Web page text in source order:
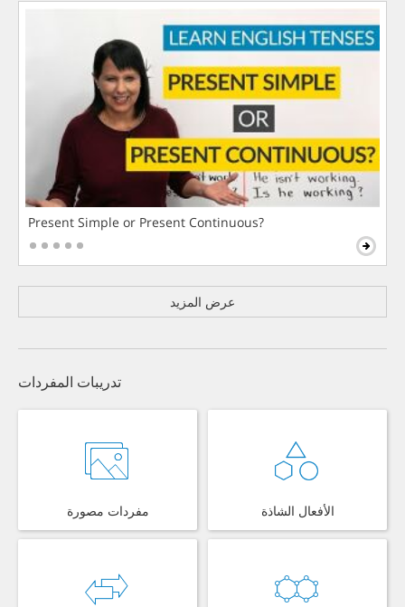
Present Simple or Present Continuous?
عرض المزيد
تدريبات المفردات
مفردات مصورة الأفعال الشاذة